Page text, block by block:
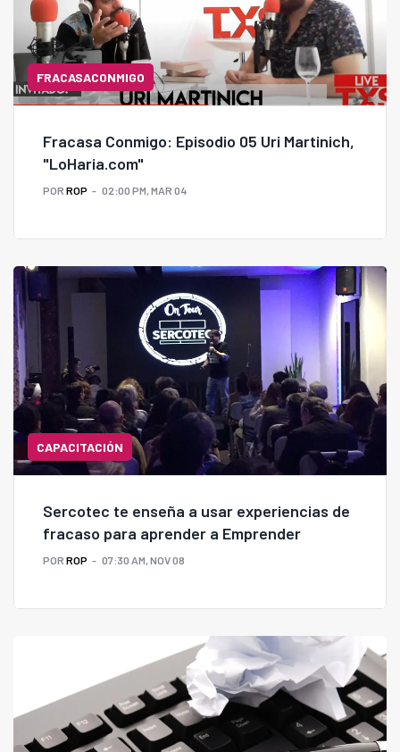
FRACASACONMIGO
Fracasa Conmigo: Episodio 05 Uri Martinich,
"LoHaria.com"
POR ROP 02:00 PM, MAR 04
CAPACITACIÓN
Sercotec te enseña a usar experiencias de
fracaso para aprender a Emprender
POR ROP 07:30 AM, NOV 08